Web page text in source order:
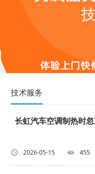
技术服务
长虹汽车空调制热时
2026-05-15 455